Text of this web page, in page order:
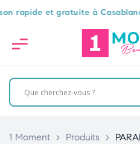
et gratuite à Casablanca
1 Moment > Produits >